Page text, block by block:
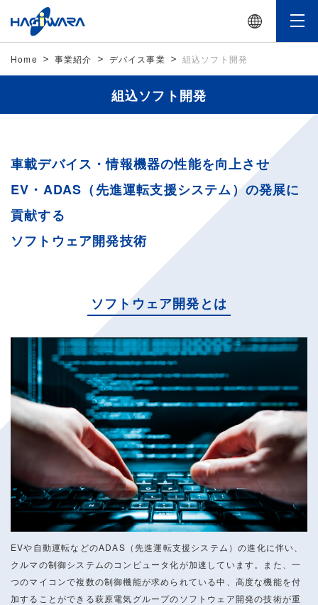
Home 事業紹介 デバイス事業 組込ソフト開発
組込ソフト開発
車載デバイス・情報機器の性能を向上させ
EV・ADAS（先進運転支援システム）の発展に
貢献する
ソフトウェア開発技術
ソフトウェア開発とは
EVや自動運転などのADAS（先進運転支援システム）の進化に伴い、
クルマの制御システムのコンピュータ化が加速しています。また、一
つのマイコンで複数の制御機能が求められている中、高度な機能を付
加することができる萩原電気グループのソフトウェア開発の技術が重